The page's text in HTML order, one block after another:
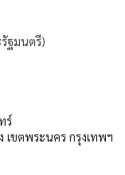
ฐมนตรี)
ร์
ขตพระนคร กรุงเทพฯ